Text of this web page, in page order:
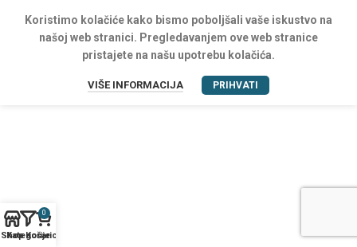
Koristimo kolačiće kako bismo poboljšali vaše iskustvo na
našoj web stranici. Pregledavanjem ove web stranice
pristajete na našu upotrebu kolačića.
VIŠE INFORMACIJA PRIHVATI
Shop
Kategorije
0
Košarica